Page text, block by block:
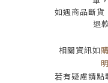
如遇商品斷貨
退
相關資訊如
明
若有疑慮請點